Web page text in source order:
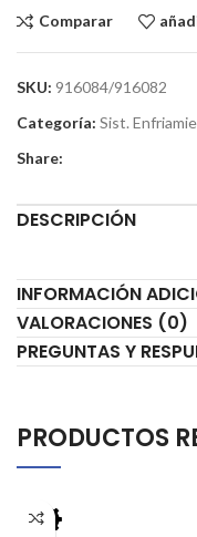
Comparar
SKU: 916084/916082
Categoría: Sist.
Share:
DESCRIPCIÓN
INFORMACIÓN
VALORACIONES (0)
PREGUNTAS Y
PRODUCTOS